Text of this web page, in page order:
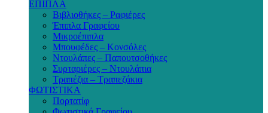
ΕΠΙΠΛΑ
Βιβλιοθήκες – Ραφιέρες
Έπιπλα Γραφείου
Μικροέπιπλα
Μπουφέδες – Κονσόλες
Ντουλάπες – Παπουτσοθήκες
Συρταριέρες – Ντουλάπια
Τραπέζια – Τραπεζάκια
ΦΩΤΙΣΤΙΚΑ
Πορτατίφ